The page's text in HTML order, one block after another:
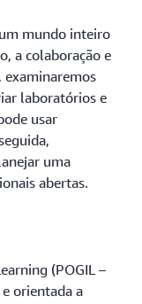
mundo inteiro
a colaboração e
examinaremos
laboratórios e
usar
uma
abertas.
(POGIL –
orientada a